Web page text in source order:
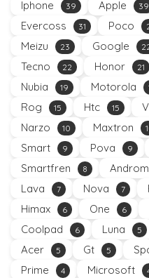
Iphone 39 Apple 39
Evercoss 31 Poco
Meizu 23 Google
Tecno 22 Honor 21
Nubia 19 Motorola
Rog 15 Htc 15
Narzo 10 Maxtron
Smart 9 Pova 9
Smartfren 8
Lava 7 Nova 7
Himax 6 One 6
Coolpad 6 Luna 5
Acer 5 Gt 5
Prime 4 Microsoft